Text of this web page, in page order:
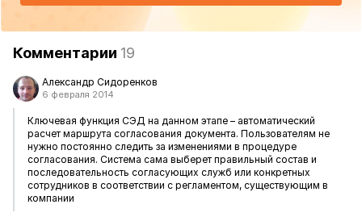
Комментарии 19
Александр Сидоренков
6 февраля 2014
Ключевая функция СЭД на данном этапе – автоматический
расчет маршрута согласования документа. Пользователям не
нужно постоянно следить за изменениями в процедуре
согласования. Система сама выберет правильный состав и
последовательность согласующих служб или конкретных
сотрудников в соответствии с регламентом, существующим в
компании